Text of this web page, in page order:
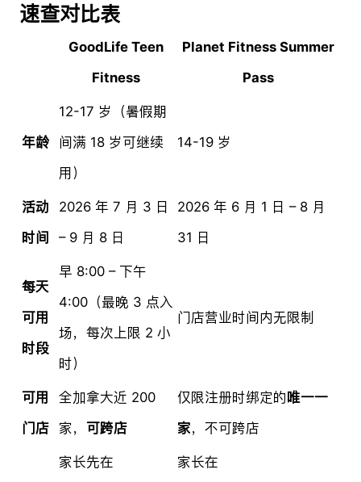
速查对比表
GoodLife Teen
Fitness
Planet Fitness Summer
Pass
年龄
12-17 岁（暑假期
间满 18 岁可继续
用）
14-19 岁
活动
时间
2026 年 7 月 3 日
– 9 月 8 日
2026 年 6 月 1 日 – 8 月
31 日
每天
可用
时段
早 8:00 – 下午
4:00（最晚 3 点入
场，每次上限 2 小
时）
门店营业时间内无限制
可用
门店
全加拿大近 200
家， 可跨店
仅限注册时绑定的唯一一
家，不可跨店
家长先在
家长在